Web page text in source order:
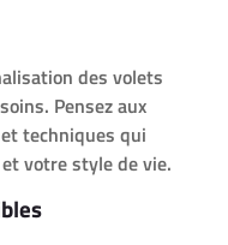
des volets
Pensez aux
techniques qui
votre style de vie.